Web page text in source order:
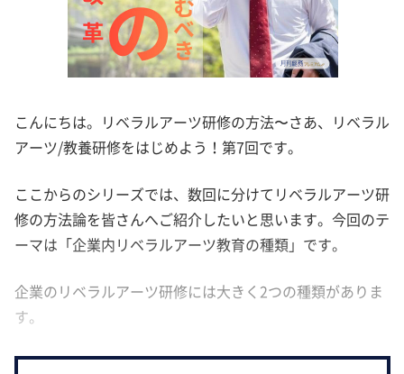
こんにちは。リベラルアーツ研修の方法〜さあ、リベラル
アーツ/教養研修をはじめよう！第7回です。
ここからのシリーズでは、数回に分けてリベラルアーツ研
修の方法論を皆さんへご紹介したいと思います。今回のテ
ーマは「企業内リベラルアーツ教育の種類」です。
企業のリベラルアーツ研修には大きく2つの種類がありま
す。